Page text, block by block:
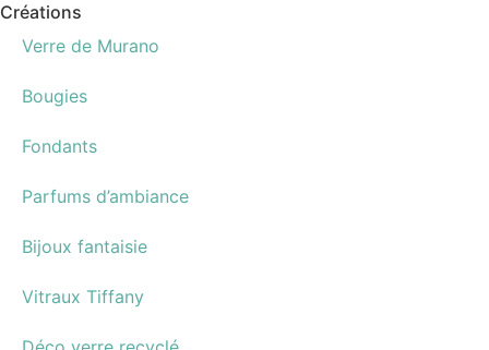
Créations
Verre de Murano
Bougies
Fondants
Parfums d’ambiance
Bijoux fantaisie
Vitraux Tiffany